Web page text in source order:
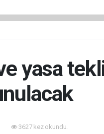
yasa
3627 kez okundu.